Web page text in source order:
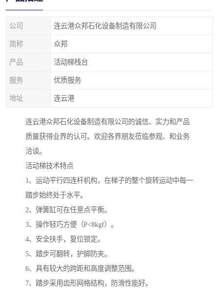
公司 连云港众邦石化设备制造有限公司
简称 众邦
产品 活动梯栈台
服务 优质服务
地址 连云港
连云港众邦石化设备制造有限公司的诚信、实力和产品
质量获得业界的认可。欢迎各界朋友莅临参观、和业务
洽谈。
活动梯技术特点
1、运动平行四连杆机构，在梯子的整个旋转运动中每一
踏步始终处于水平。
2、弹簧缸可在任意点平衡。
3、操作轻巧方便（P<8kgf）。
4、安全扶手，复位锁定。
5、踏步可翻转，护脚防夹。
6、具有较大的跨距和高度调整范围。
7、踏步采用齿形网格结构，防滑性能好。